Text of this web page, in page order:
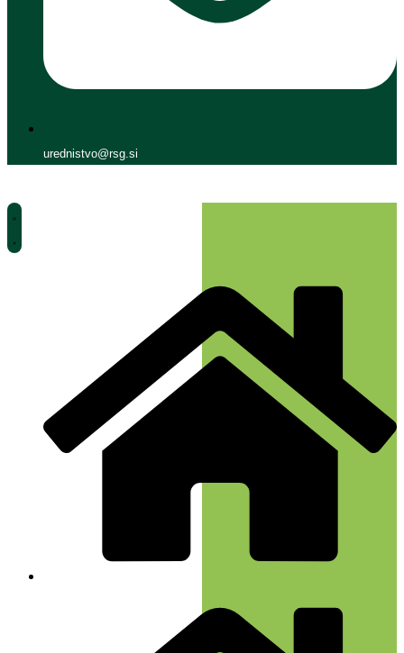
urednistvo@rsg.si